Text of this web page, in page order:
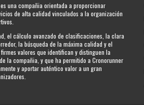
una compañia orientada a proporcionar
de alta calidad vinculados a la organización
el cálculo avanzado de clasificaciones, la clara
la búsqueda de la máxima calidad y el
valores que identifican y distinguen la
la compañia, y que ha permitido a Cronorunner
y aportar auténtico valor a un gran